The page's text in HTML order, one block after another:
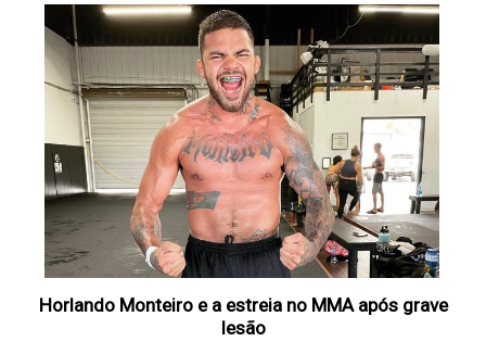
Horlando Monteiro e a estreia no MMA após grave
lesão